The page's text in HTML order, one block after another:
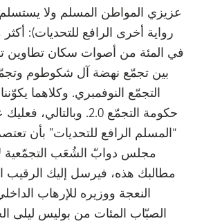
عزيزي المواطن المسلم ولا
في المئة من أصوات سكان تطاوين
بين تجمّع نهضة آل شكوطوم
التجمّع النوفمبري. وكلاهما
حكومة التجمّع 2.0. وبالتالي،
“المسلم الرافع للتحديات” بأن
مجلس دوابّ الشُعَب التجمّعية
مطالبك هذه، فيرسل إليك الرقيب
النعجة ووزيره للإرهاب
الصبّاب المئات من بوليس ليلى